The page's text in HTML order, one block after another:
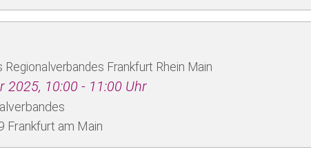
Frankfurt Rhein Main
2025, 10:00 ‐ 11:00 Uhr
Frankfurt am Main